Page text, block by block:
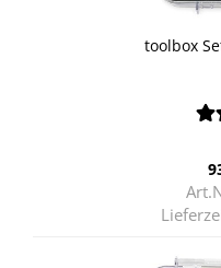
tool­box